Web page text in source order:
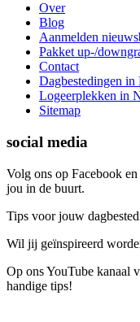
Over
Blog
Aanmelden
Pakket up-/
Contact
Dagbestedingen in
Logeerplekken in
Sitemap
social media
Volg ons op Facebook
jou in de buurt.
Tips voor jouw
Wil jij geïnspireerd
Op ons YouTube kanaal
handige tips!